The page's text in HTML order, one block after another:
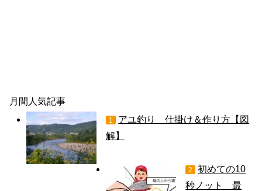
月間人気記事
1
アユ釣り 仕掛け＆作り方【図
解】
2
初めての10
秒ノット 最